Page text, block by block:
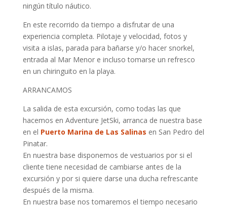
ningún título náutico.
En este recorrido da tiempo a disfrutar de una
experiencia completa. Pilotaje y velocidad, fotos y
visita a islas, parada para bañarse y/o hacer snorkel,
entrada al Mar Menor e incluso tomarse un refresco
en un chiringuito en la playa.
ARRANCAMOS
La salida de esta excursión, como todas las que
hacemos en Adventure JetSki, arranca de nuestra base
en el Puerto Marina de Las Salinas en San Pedro del
Pinatar.
En nuestra base disponemos de vestuarios por si el
cliente tiene necesidad de cambiarse antes de la
excursión y por si quiere darse una ducha refrescante
después de la misma.
En nuestra base nos tomaremos el tiempo necesario